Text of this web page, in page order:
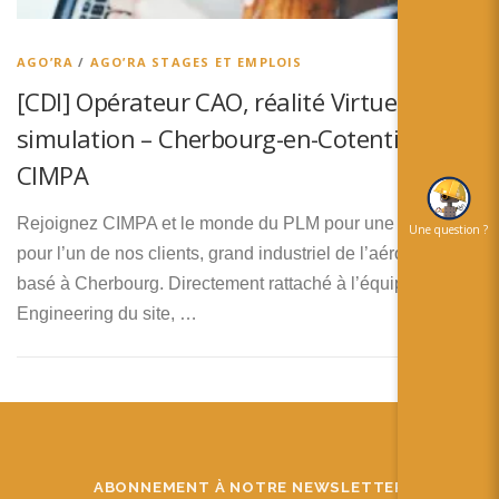
Español
AGO’RA / AGO’RA STAGES ET EMPLOIS
[CDI] Opérateur CAO, réalité Virtuelle et
simulation – Cherbourg-en-Cotentin –
CIMPA
Rejoignez CIMPA et le monde du PLM pour une mission
pour l’un de nos clients, grand industriel de l’aéronautique
basé à Cherbourg. Directement rattaché à l’équipe Support
Engineering du site, …
ABONNEMENT À NOTRE NEWSLETTER
Une question ?